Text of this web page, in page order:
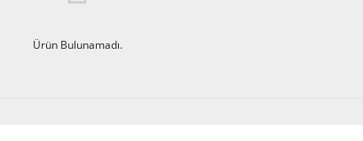
Ürün Bulunamadı.